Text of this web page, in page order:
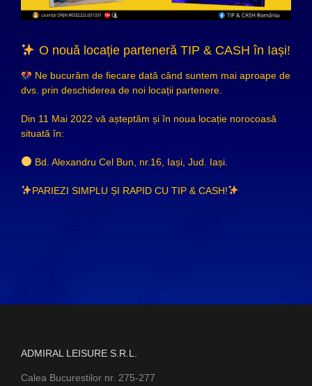
O nouă locație parteneră TIP & CASH în Iași!
Ne bucurăm de fiecare dată când suntem mai aproape de
dvs. prin deschiderea de noi locații partenere.
Din 11 Mai 2022 vă așteptăm și în noua locație norocoasă
situată în:
Bd. Alexandru Cel Bun, nr.16, Iași, Jud. Iași.
PARIEZI SIMPLU ȘI RAPID CU TIP & CASH!
ADMIRAL LEISURE S.R.L.
Calea Bucurestilor nr. 275-277